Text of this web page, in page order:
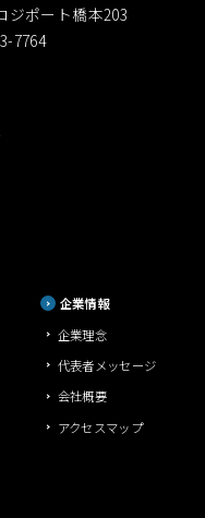
ジポート橋本203
7764
企業情報
企業理念
代表者メッセージ
会社概要
アクセスマップ